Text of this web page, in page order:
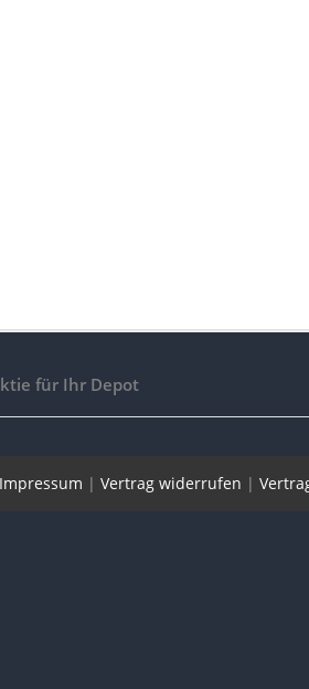
für Ihr Depot
Impressum | Vertrag widerrufen |